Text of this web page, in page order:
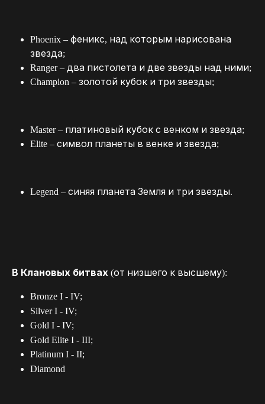
Phoenix – феникс, над которым нарисована
звезда;
Ranger – два пистолета и две звезды над ними;
Champion – золотой кубок и три звезды;
Master – платиновый кубок с венком и звезда;
Elite – символ планеты в венке и звезда;
Legend – синяя планета Земля и три звезды.
В Клановых битвах (от низшего к высшему):
Bronze I - IV;
Silver I - IV;
Gold I - IV;
Gold Elite I - III;
Platinum I - II;
Diamond